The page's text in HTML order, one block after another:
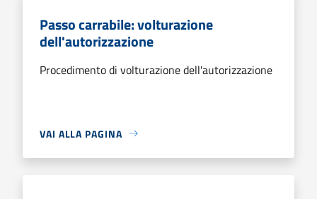
Passo carrabile: volturazione
dell'autorizzazione
Procedimento di volturazione dell'autorizzazione
VAI ALLA PAGINA